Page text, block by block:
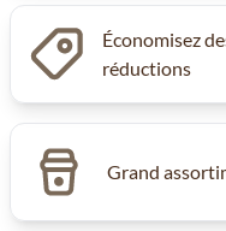
Économisez
réductions
Grand